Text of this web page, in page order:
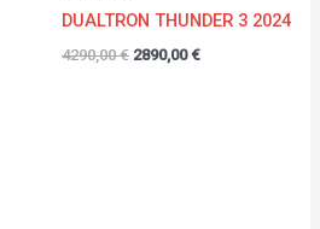
DUALTRON THUNDER 3 2024
4290,00€ 2890,00€